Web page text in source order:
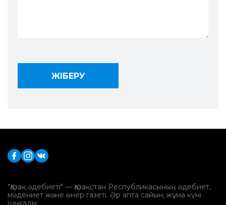
"Қазақ әдебиеті" — Қазақстан Республикасының әдебиет,
мәдениет және өнер газеті. Әр апта сайын, жұма күні
шығады.